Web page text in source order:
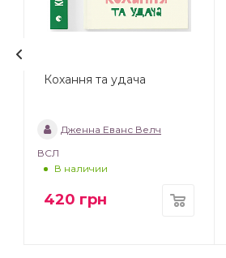
Кохання та удача
Дженна Еванс Велч
ВСЛ
В наличии
420 грн